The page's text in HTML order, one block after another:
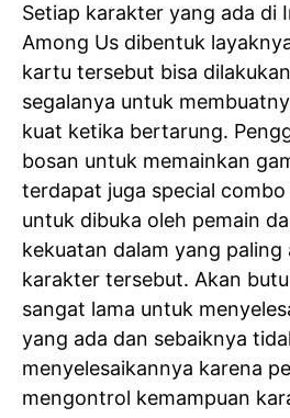
Setiap karakter yang ada di
Among Us dibentuk
kartu tersebut bisa
segalanya untuk
kuat ketika bertarung.
bosan untuk memainkan
terdapat juga special
untuk dibuka oleh pemain
kekuatan dalam yang paling
karakter tersebut. Akan
sangat lama untuk
yang ada dan sebaiknya
menyelesaikannya karena
mengontrol kemampuan